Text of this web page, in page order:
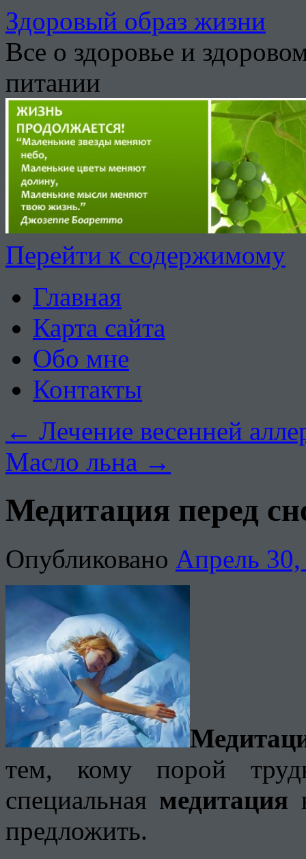
Здоровый образ жизни
Все о здоровье и
питании
Перейти к содержимому
Главная
Карта сайта
Обо мне
Контакты
← Лечение весенней
Масло льна →
Медитация перед
Опубликовано Апрель
тем, кому порой
специальная медитация
предложить.